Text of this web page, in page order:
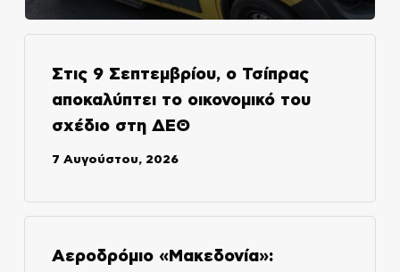
Στις 9 Σεπτεμβρίου, ο Τσίπρας
αποκαλύπτει το οικονομικό του
σχέδιο στη ΔΕΘ
7 Αυγούστου, 2026
Αεροδρόμιο «Μακεδονία»: